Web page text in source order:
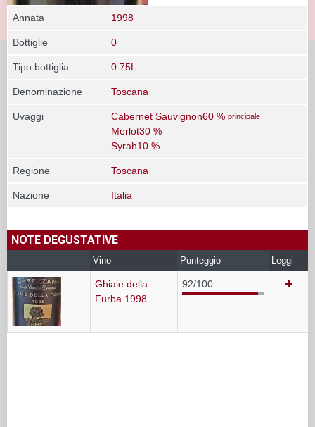
Annata 1998
Bottiglie 0
Tipo bottiglia 0.75L
Denominazione Toscana
Uvaggi Cabernet Sauvignon60 % principale
Merlot30 %
Syrah10 %
Regione Toscana
Nazione Italia
NOTE DEGUSTATIVE
Vino Punteggio Leggi
Ghiaie della
Furba 1998
92/100